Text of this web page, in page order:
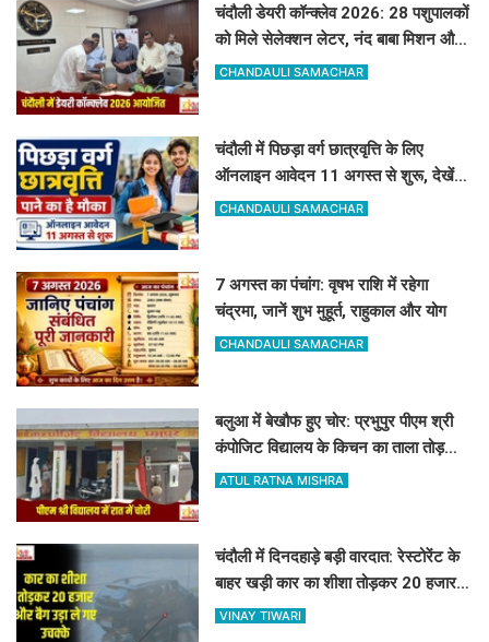
चंदौली डेयरी कॉन्क्लेव 2026: 28 पशुपालकों
को मिले सेलेक्शन लेटर, नंद बाबा मिशन और
स्वदेशी गौ-संवर्धन योजना के लिए दिए गए
CHANDAULI SAMACHAR
चंदौली में पिछड़ा वर्ग छात्रवृत्ति के लिए
ऑनलाइन आवेदन 11 अगस्त से शुरू, देखें
पूरा शेड्यूल
CHANDAULI SAMACHAR
7 अगस्त का पंचांग: वृषभ राशि में रहेगा
चंद्रमा, जानें शुभ मुहूर्त, राहुकाल और योग
CHANDAULI SAMACHAR
बलुआ में बेखौफ हुए चोर: प्रभुपुर पीएम श्री
कंपोजिट विद्यालय के किचन का ताला तोड़
हजारों का सामान पार
ATUL RATNA MISHRA
चंदौली में दिनदहाड़े बड़ी वारदात: रेस्टोरेंट के
बाहर खड़ी कार का शीशा तोड़कर 20 हजार
और बैग उड़ा ले गए उचक्के
VINAY TIWARI